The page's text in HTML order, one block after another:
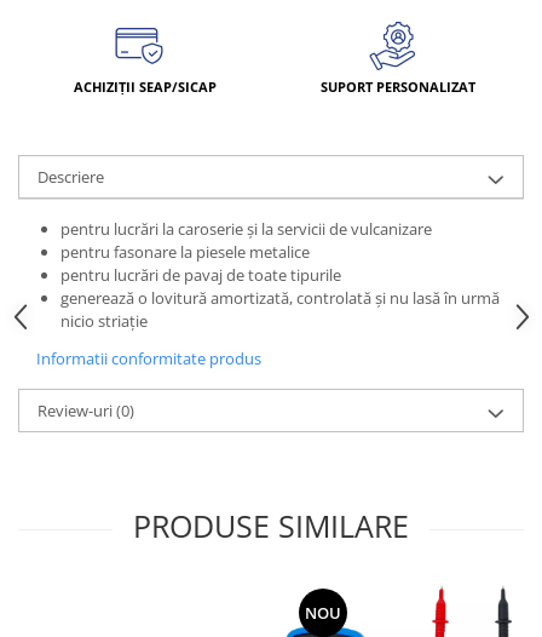
ACHIZIȚII SEAP/SICAP SUPORT PERSONALIZAT
Descriere
pentru lucrări la caroserie şi la servicii de vulcanizare
pentru fasonare la piesele metalice
pentru lucrări de pavaj de toate tipurile
generează o lovitură amortizată, controlată şi nu lasă în urmă
nicio striaţie
Informatii conformitate produs
Review-uri(0)
PRODUSE SIMILARE
NOU